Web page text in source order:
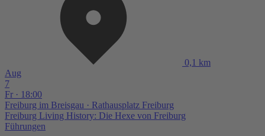
0,1 km
Aug
7
Fr · 18:00
Freiburg im Breisgau · Rathausplatz Freiburg
Freiburg Living History: Die Hexe von Freiburg
Führungen